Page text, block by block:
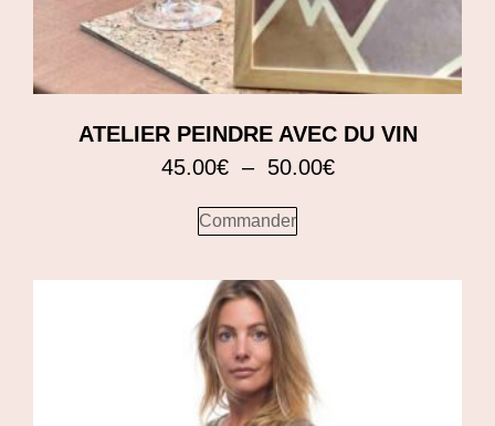
ATELIER PEINDRE AVEC DU VIN
45.00€ – 50.00€
Commander